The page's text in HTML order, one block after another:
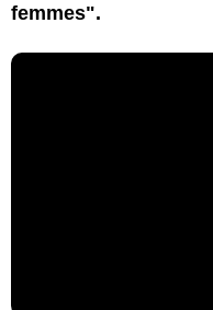
femmes".